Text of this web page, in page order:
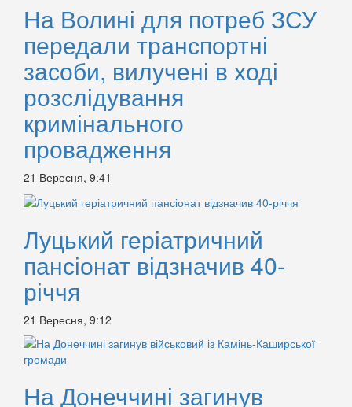
На Волині для потреб ЗСУ
передали транспортні
засоби, вилучені в ході
розслідування
кримінального
провадження
21 Вересня, 9:41
Луцький геріатричний
пансіонат відзначив 40-
річчя
21 Вересня, 9:12
На Донеччині загинув